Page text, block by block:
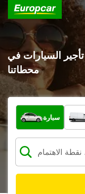
تأجير السيارات في Vila do Porto : اكتشف جميع
محطاتنا
ما نوع المركبة؟
سيارة